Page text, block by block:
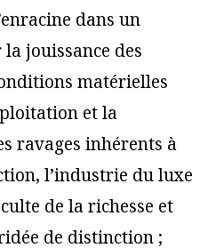
dans un
jouissance des
matérielles
et la
ravages inhérents à
l’industrie du luxe
de la richesse et
de distinction ;